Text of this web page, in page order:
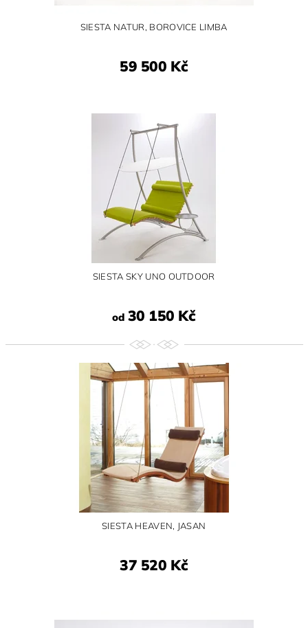
SIESTA NATUR, BOROVICE LIMBA
59 500 Kč
SIESTA SKY UNO OUTDOOR
od30 150 Kč
SIESTA HEAVEN, JASAN
37 520 Kč